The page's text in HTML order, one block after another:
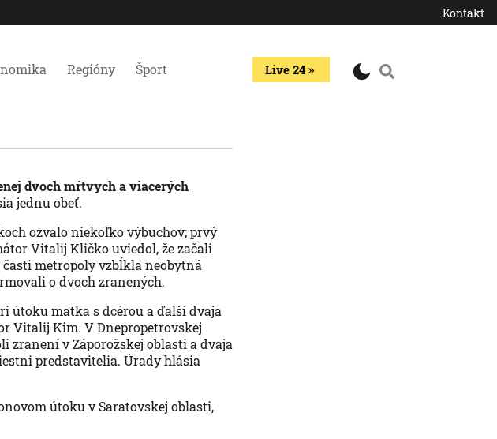
Kontakt
Regióny Šport Live 24
dvoch mŕtvych a viacerých
jednu obeť.
ozvalo niekoľko výbuchov; prvý
Vitalij Kličko uviedol, že začali
metropoly vzbĺkla neobytná
o dvoch zranených.
útoku matka s dcérou a ďalší dvaja
Vitalij Kim. V Dnepropetrovskej
zranení v Záporožskej oblasti a dvaja
predstavitelia. Úrady hlásia
útoku v Saratovskej oblasti,